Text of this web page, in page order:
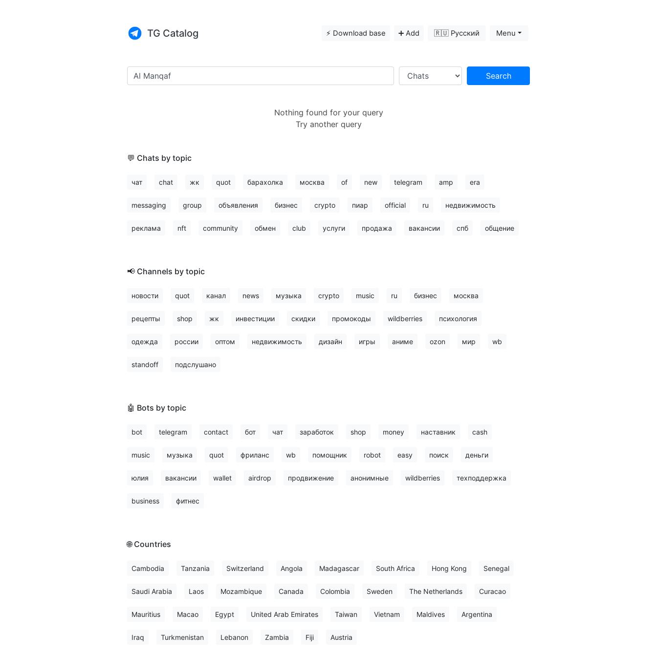
TG Catalog ⚡️ Download base ➕ Add 🇷🇺 Русский Menu
Search
Nothing found for your query
Try another query
💬 Chats by topic
чат chat жк quot барахолка москва of new telegram amp era
messaging group объявления бизнес crypto пиар official ru недвижимость
реклама nft community обмен club услуги продажа вакансии спб общение
📢 Channels by topic
новости quot канал news музыка crypto music ru бизнес москва
рецепты shop жк инвестиции скидки промокоды wildberries психология
одежда россии оптом недвижимость дизайн игры аниме ozon мир wb
standoff подслушано
🤖 Bots by topic
bot telegram contact бот чат заработок shop money наставник cash
music музыка quot фриланс wb помощник robot easy поиск деньги
юлия вакансии wallet airdrop продвижение анонимные wildberries техподдержка
business фитнес
🌐 Countries
Cambodia Tanzania Switzerland Angola Madagascar South Africa Hong Kong Senegal
Saudi Arabia Laos Mozambique Canada Colombia Sweden The Netherlands Curacao
Mauritius Macao Egypt United Arab Emirates Taiwan Vietnam Maldives Argentina
Iraq Turkmenistan Lebanon Zambia Fiji Austria